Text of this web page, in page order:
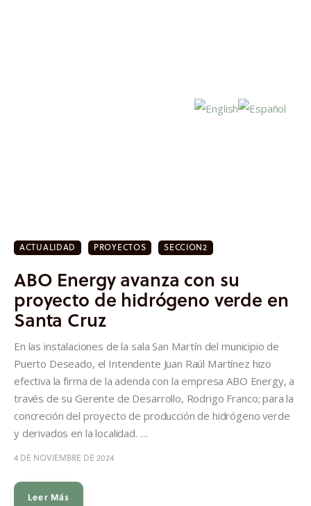
Investigación
Proyectos
Informes
Quiénes somos
ACTUALIDAD PROYECTOS SECCION2
ABO Energy avanza con su
proyecto de hidrógeno verde en
Santa Cruz
En las instalaciones de la sala San Martín del municipio de
Puerto Deseado, el Intendente Juan Raúl Martínez hizo
efectiva la firma de la adenda con la empresa ABO Energy, a
través de su Gerente de Desarrollo, Rodrigo Franco; para la
concreción del proyecto de producción de hidrógeno verde
y derivados en la localidad. …
4 DE NOVIEMBRE DE 2024
Leer Más